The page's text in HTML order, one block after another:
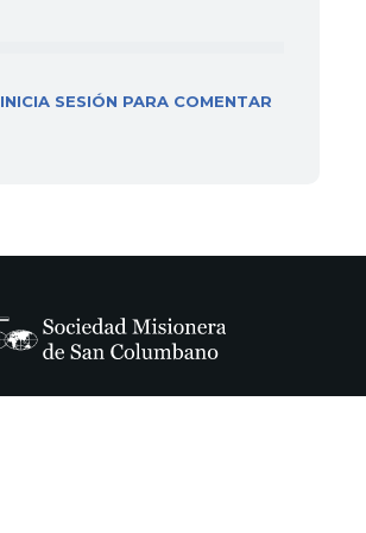
INICIA SESIÓN PARA COMENTAR